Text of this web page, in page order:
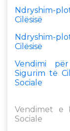
Ndryshim-
Cilësisë
Ndryshim-
Cilësisë
Vendimi
Sigurim të
Sociale
Vendimet e
Sociale